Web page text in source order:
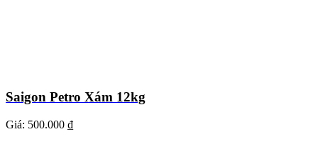
Saigon Petro Xám 12kg
Giá: 500.000 ₫